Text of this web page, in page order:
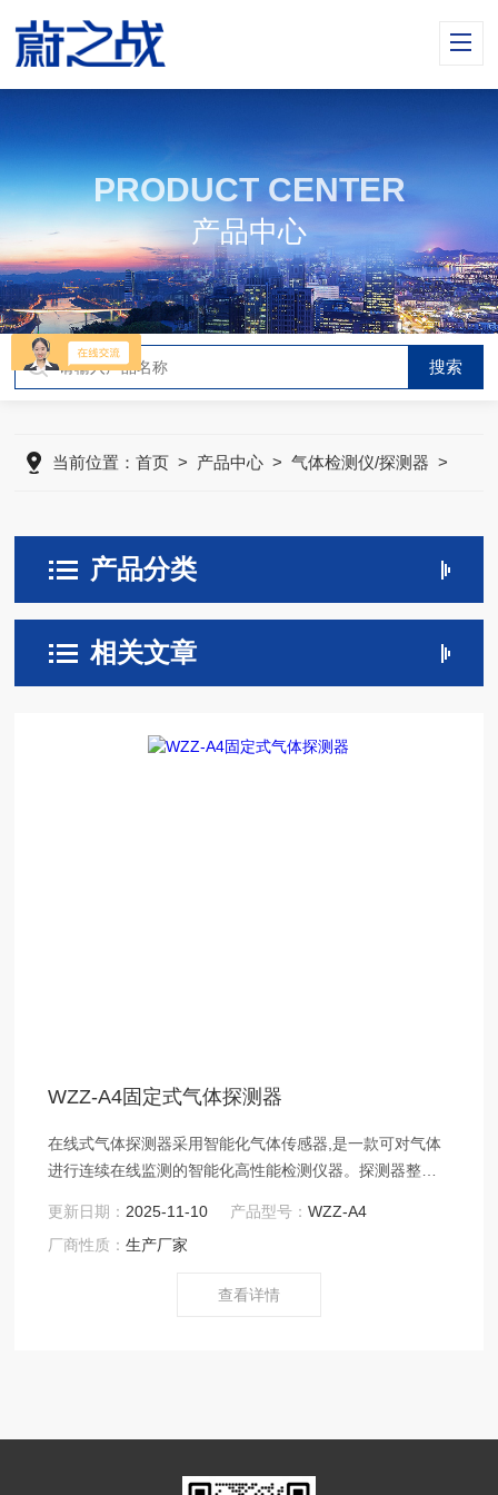
PRODUCT CENTER
产品中心
当前位置：首页 > 产品中心 >气体检测仪/探测器 >
产品分类
相关文章
WZZ-A4固定式气体探测器
在线式气体探测器采用智能化气体传感器,是一款可对气体
进行连续在线监测的智能化高性能检测仪器。探测器整体
监控管理软件在电脑上可以实现实时浓度显示,也可以通过
选配的无线模块将实时的监测数据和报警状态传到安全控
更新日期： 2025-11-10 产品型号：WZZ-A4
厂商性质：生产厂家
查看详情